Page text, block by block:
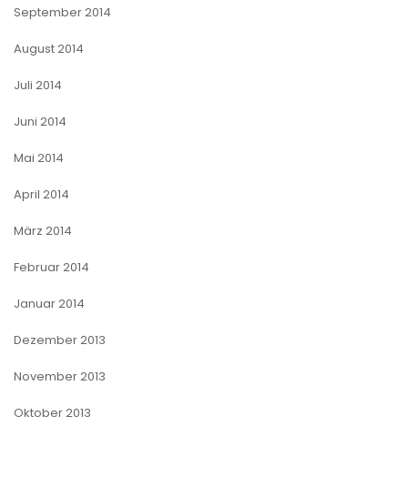
September 2014
August 2014
Juli 2014
Juni 2014
Mai 2014
April 2014
März 2014
Februar 2014
Januar 2014
Dezember 2013
November 2013
Oktober 2013